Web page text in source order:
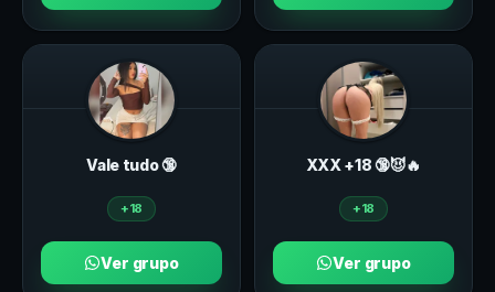
Vale tudo 🔞
+18
Ver grupo
ХXХ +18 🔞😈🔥
+18
Ver grupo